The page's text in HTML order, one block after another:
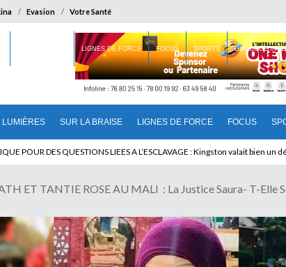
Evasion Votre Santé
LUMIÈRES SUR LA BRAISE LIGNES DE FORCE FOCUS
LIGNES DE FORCE FOCUS SPORTS DIALOGUE
TETE DU SENAT BENINOIS : Quand Patrice quitte le pouvoir sans partir !
ET TANTIE ROSE AU MALI : La Justice Saura- T-Elle